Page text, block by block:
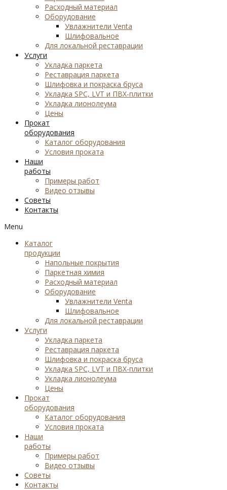
Расходный материал
Оборудование
Увлажнители Venta
Шлифовальное
Для локальной реставрации
Услуги
Укладка паркета
Реставрация паркета
Шлифовка и покраска бруса
Укладка SPC, LVT и ПВХ-плитки
Укладка лионолеума
Цены
Прокат
оборудования
Каталог оборудования
Условия проката
Наши
работы
Примеры работ
Видео отзывы
Советы
Контакты
Menu
Каталог
продукции
Напольные покрытия
Паркетная химия
Расходный материал
Оборудование
Увлажнители Venta
Шлифовальное
Для локальной реставрации
Услуги
Укладка паркета
Реставрация паркета
Шлифовка и покраска бруса
Укладка SPC, LVT и ПВХ-плитки
Укладка лионолеума
Цены
Прокат
оборудования
Каталог оборудования
Условия проката
Наши
работы
Примеры работ
Видео отзывы
Советы
Контакты